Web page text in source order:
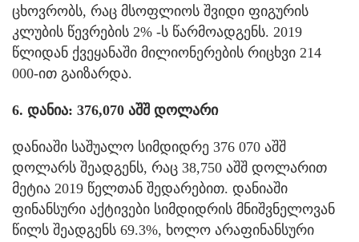
ცხოვრობს, რაც მსოფლიოს შვიდი ფიგურის
კლუბის წევრების 2% -ს წარმოადგენს. 2019
წლიდან ქვეყანაში მილიონერების რიცხვი 214
000-ით გაიზარდა.
6. დანია: 376,070 აშშ დოლარი
დანიაში საშუალო სიმდიდრე 376 070 აშშ
დოლარს შეადგენს, რაც 38,750 აშშ დოლარით
მეტია 2019 წელთან შედარებით. დანიაში
ფინანსური აქტივები სიმდიდრის მნიშვნელოვან
წილს შეადგენს 69.3%, ხოლო არაფინანსური